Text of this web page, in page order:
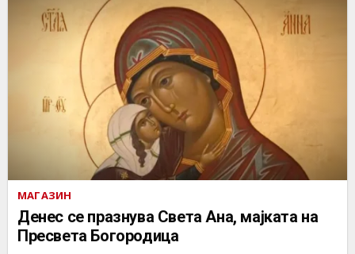
МАГАЗИН
Денес се празнува Света Ана, мајката на
Пресвета Богородица